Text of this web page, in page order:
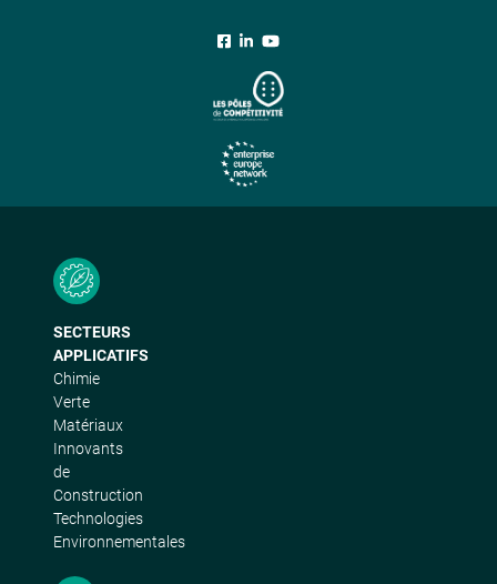
SECTEURS
APPLICATIFS
Chimie
Verte
Matériaux
Innovants
de
Construction
Technologies
Environnementales